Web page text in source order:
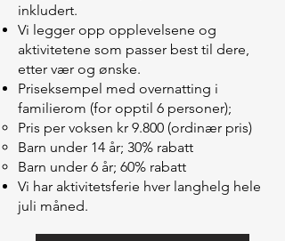
inkludert.
Vi legger opp opplevelsene og
aktivitetene som passer best til dere,
etter vær og ønske.
Priseksempel med overnatting i
familierom (for opptil 6 personer);
Pris per voksen kr 9.800 (ordinær pris)
Barn under 14 år; 30% rabatt
Barn under 6 år; 60% rabatt
Vi har aktivitetsferie hver langhelg hele
juli måned.